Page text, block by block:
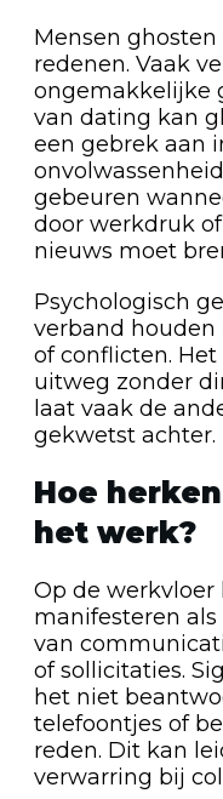
Mensen
redenen. Vaak
ongemakkelijke
van dating kan
een gebrek aan
gebeuren
door werkdruk
nieuws moet
Psychologisch
verband
of conflicten.
uitweg zonder
laat vaak de
gekwetst achter.
Hoe
het werk?
Op de
manifesteren
van
of sollicitaties.
het niet
telefoontjes of
reden. Dit kan
verwarring bij